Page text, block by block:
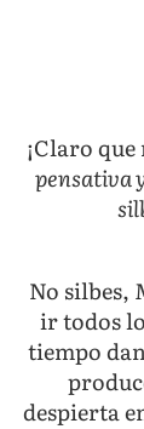
¡Claro
pensativa
No silbes,
ir todos
tiempo
despierta